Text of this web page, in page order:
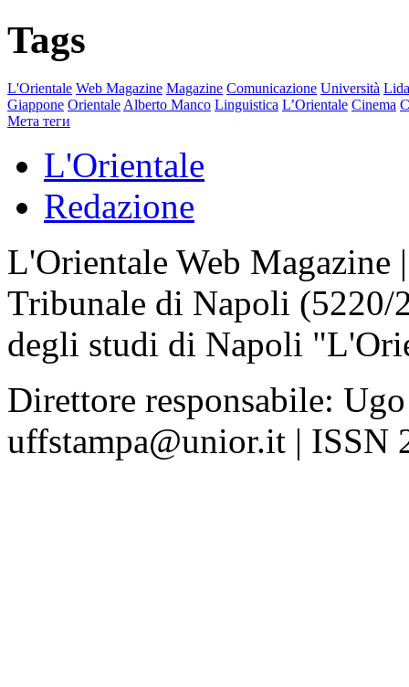
Tags
L'Orientale Web Magazine Magazine Comunicazione Università
Giappone Orientale Alberto Manco Linguistica L’Orientale Cinema
Мета теги
L'Orientale
Redazione
L'Orientale Web Magazine
Tribunale di Napoli
degli studi di Napoli
Direttore responsabile:
uffstampa@unior.it | ISSN